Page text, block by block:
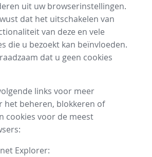
uit uw browserinstellingen.
dat het uitschakelen van
van deze en vele
die u bezoekt kan beïnvloeden.
dat u geen cookies
links voor meer
het beheren, blokkeren of
cookies voor de meest
Explorer: